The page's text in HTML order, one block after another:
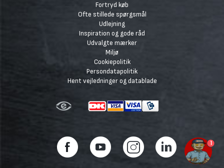
Fortryd køb
Ofte stillede spørgsmål
Udlejning
Inspiration og gode råd
Udvalgte mærker
Miljø
Cookiepolitik
Persondatapolitik
Hent vejledninger og datablade
1